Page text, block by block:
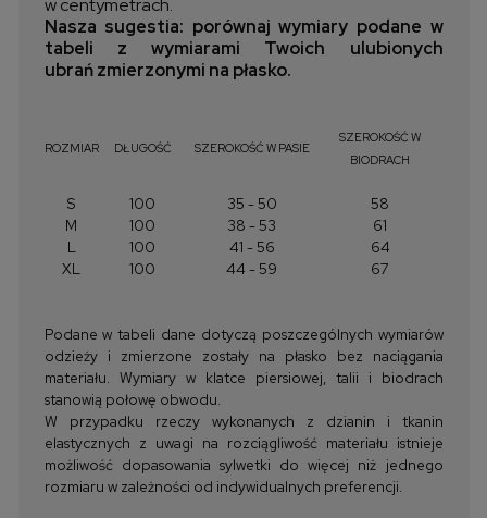
Nasza sugestia: porównaj wymiary podane w
tabeli z wymiarami Twoich ulubionych
ubrań zmierzonymi na płasko.
ROZMIAR DŁUGOŚĆ SZEROKOŚĆ W PASIE
SZEROKOŚĆ W
BIODRACH
S 100 35 - 50
58
M
100 38 - 53
61
L
100 41 - 56
64
XL
100 44 - 59 67
Podane w tabeli dane dotyczą poszczególnych wymiarów
odzieży i zmierzone zostały na płasko bez naciągania
materiału. Wymiary w klatce piersiowej, talii i biodrach
stanowią połowę obwodu.
W przypadku rzeczy wykonanych z dzianin i tkanin
elastycznych z uwagi na rozciągliwość materiału istnieje
możliwość dopasowania sylwetki do więcej niż jednego
rozmiaru w zależności od indywidualnych preferencji.